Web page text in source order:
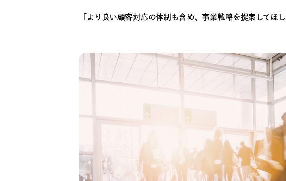
「より良い顧客対応の体制も含め、事業戦略を提案してほ